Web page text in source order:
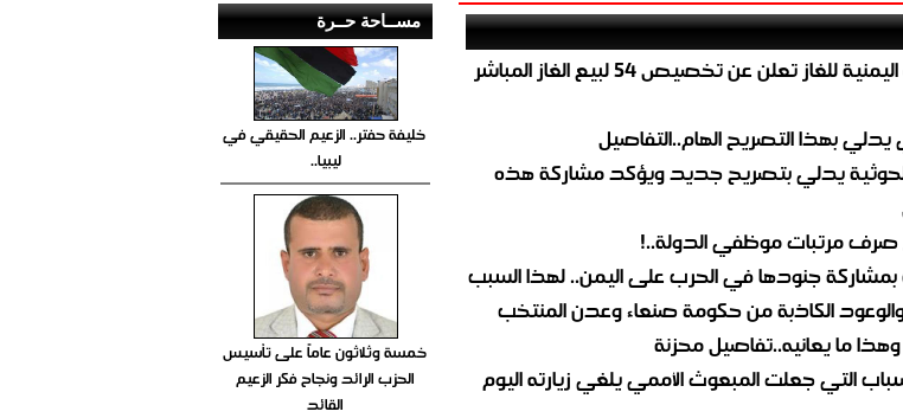
عاجل..الشركة اليمنية للغاز تعلن عن تخصيص 54 لبيع الغاز المباشر
بهذا التصريح الهام..التفاصيل
يدلي بتصريح جديد ويؤكد مشاركة هذه
صرف مرتبات موظفي الدولة..!
بمشاركة جنودها في الحرب على اليمن.. لهذا السبب
والوعود الكاذبة من حكومة صنعاء وعدن المنتخب
ما يعانيه..تفاصيل محزنة
التي جعلت المبعوث الأممي يلغي زيارته اليوم
مســاحة حــرة
خليفة حفتر.. الزعيم الحقيقي في
ليبيا..
خمسة وثلاثون عاماً على تأسيس
الحزب الرائد ونجاح فكر الزعيم
القائد